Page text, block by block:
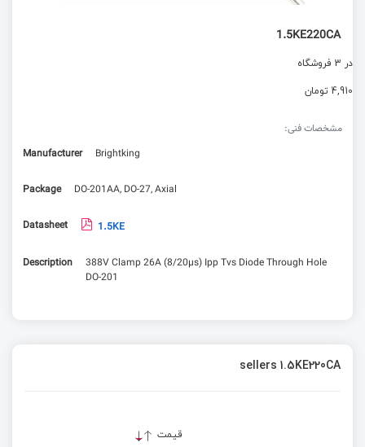
1.5KE220CA
در 3 فروشگاه
4,910 تومان
مشخصات فنی:
Manufacturer
Brightking
Package DO-201AA, DO-27, Axial
Datasheet 1.5KE
Description
388V Clamp 26A (8/20µs) Ipp Tvs Diode Through Hole
DO-201
sellers 1.5KE220CA
قیمت